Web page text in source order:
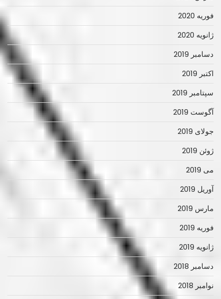
فوریه 2020
ژانویه 2020
دسامبر 2019
اکتبر 2019
سپتامبر 2019
آگوست 2019
جولای 2019
ژوئن 2019
می 2019
آوریل 2019
مارس 2019
فوریه 2019
ژانویه 2019
دسامبر 2018
نوامبر 2018